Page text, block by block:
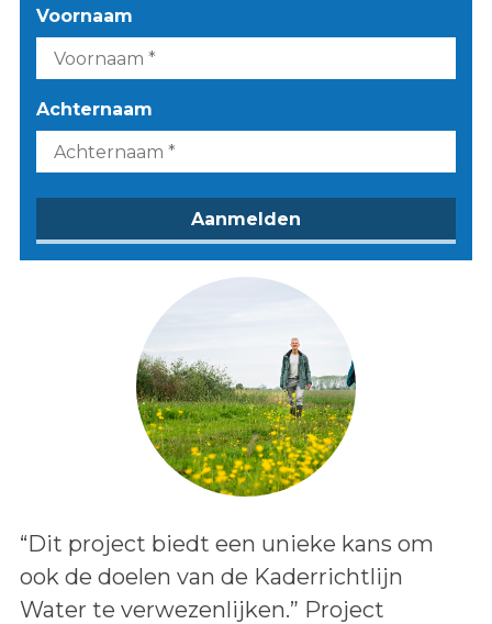
Voornaam
Achternaam
Lees het bericht:
“Dit project biedt een unieke kans om
ook de doelen van de Kaderrichtlijn
Water te verwezenlijken.” Project